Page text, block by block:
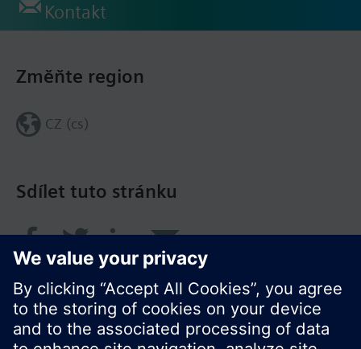
Kontakt
Sdílet tuto stránku
Změňte region
CZ (cs)